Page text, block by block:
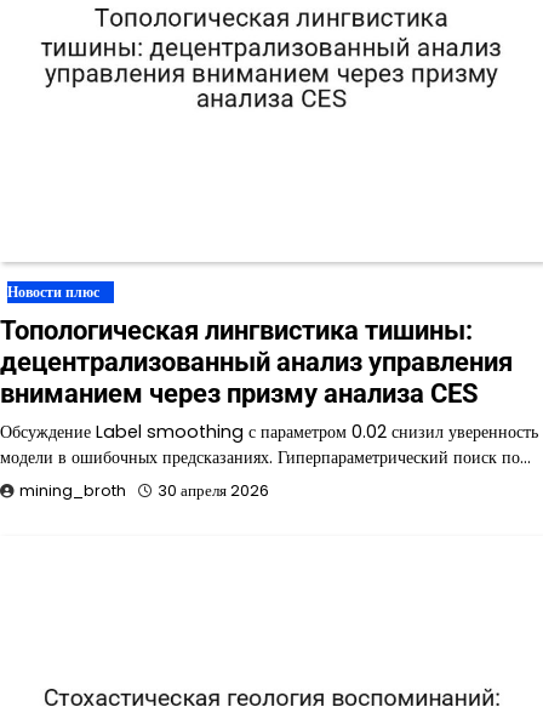
Новости плюс
Топологическая лингвистика тишины:
децентрализованный анализ управления
вниманием через призму анализа CES
Обсуждение Label smoothing с параметром 0.02 снизил уверенность
модели в ошибочных предсказаниях. Гиперпараметрический поиск по…
mining_broth 30 апреля 2026